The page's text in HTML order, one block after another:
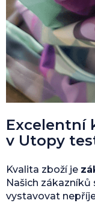
Excelentní
v Utopy
Kvalita zboží je
Našich zákazníků
vystavovat